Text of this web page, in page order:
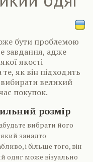
бути проблемою
завдання, адже
якості
як він підходить
великий
покупок.
розмір
вибрати його
занадто
і більше того, він
одяг може візуально